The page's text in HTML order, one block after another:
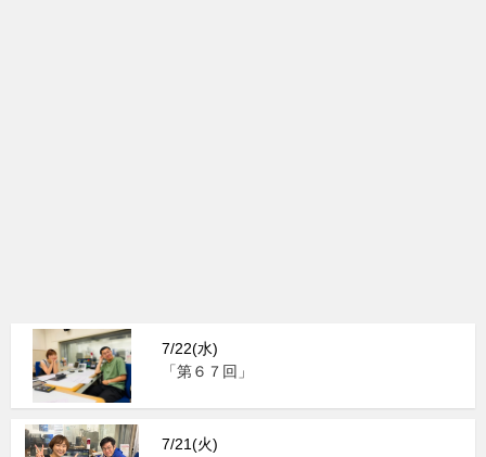
7/22(水)
「第６７回」
7/21(火)